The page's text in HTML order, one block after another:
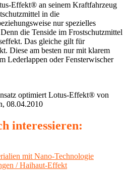
Effekt® an seinem Kraftfahrzeug
in die
nur spezielles
die Tenside im Frostschutzmittel
Das gleiche gilt für
Diese am besten nur mit klarem
Lederlappen oder Fensterwischer
optimiert Lotus-Effekt® von
08.04.2010
interessieren:
mit Nano-Technologie
/ Haihaut-Effekt